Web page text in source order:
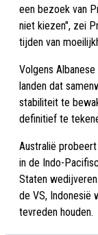
een bezoek van
niet kiezen", zei
tijden van
Volgens
landen dat
stabiliteit te
definitief te
Australië
in de Indo-
Staten
de VS, Indonesië
tevreden houden.